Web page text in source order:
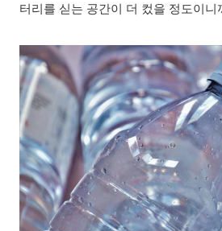
터리를 싣는 공간이 더 컸을 정도이니